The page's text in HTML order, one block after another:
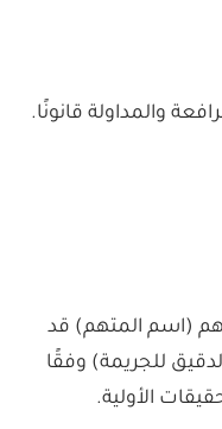
والمداولة قانونًا.
(اسم المتهم) قد
للجريمة) وفقًا
الأولية.